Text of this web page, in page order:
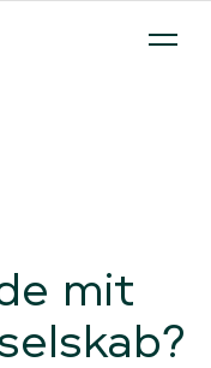
mit